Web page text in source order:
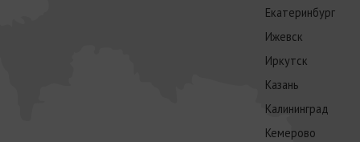
Екатеринбург
Ижевск
Иркутск
Казань
Калининград
Кемерово